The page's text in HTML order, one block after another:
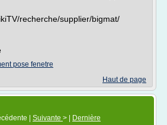
recherche/supplier/bigmat/
pose fenetre
Haut de page
| Suivante > |
Dernière